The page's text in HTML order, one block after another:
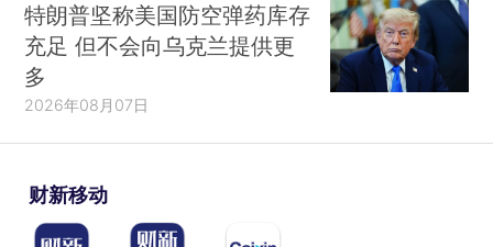
特朗普坚称美国防空弹药库存
充足 但不会向乌克兰提供更
多
2026年08月07日
财新移动